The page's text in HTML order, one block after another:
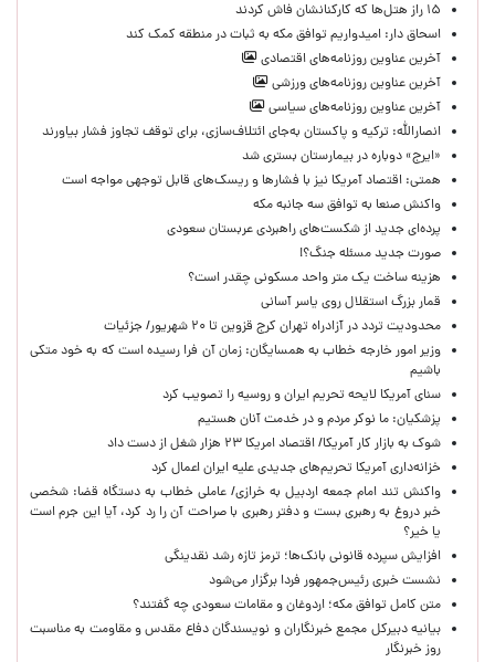
۱۵ راز هتل‌ها که کارکنانشان فاش کردند
اسحاق دار: امیدواریم توافق مکه به ثبات در منطقه کمک کند
آخرین عناوین روزنامه‌های اقتصادی
آخرین عناوین روزنامه‌های ورزشی
آخرین عناوین روزنامه‌های سیاسی
انصارالله: ترکیه و پاکستان به‌جای ائتلاف‌سازی، برای توقف تجاوز فشار بیاورند
«ایرج» دوباره در بیمارستان بستری شد
همتی: اقتصاد آمریکا نیز با فشارها و ریسک‌های قابل توجهی مواجه است
واکنش صنعا به توافق سه جانبه مکه
پرده‌ای جدید از شکست‌های راهبردی عربستان سعودی
صورت جدید مسئله جنگ؟!
هزینه ساخت یک متر واحد مسکونی چقدر است؟
قمار بزرگ استقلال روی یاسر آسانی
محدودیت تردد در آزادراه تهران کرج قزوین تا ۲۰ شهریور/ جزئیات
وزیر امور خارجه خطاب به همسایگان: زمان آن فرا رسیده است که به خود متکی
باشیم
سنای آمریکا لایحه تحریم ایران و روسیه را تصویب کرد
پزشکیان: ما نوکر مردم و در خدمت آنان هستیم
شوک به بازار کار آمریکا/ اقتصاد امریکا ۲۳ هزار شغل از دست داد
خزانه‌داری آمریکا تحریم‌های جدیدی علیه ایران اعمال کرد
واکنش تند امام جمعه اردبیل به خرازی/ عاملی خطاب به دستگاه قضا: شخصی
خبر دروغ به رهبری بست و دفتر رهبری با صراحت آن را رد کرد، آیا این جرم است
یا خیر؟
افزایش سپرده قانونی بانک‌ها؛ ترمز تازه رشد نقدینگی
نشست خبری رئیس‌جمهور فردا برگزار می‌شود
متن کامل توافق مکه؛ اردوغان و مقامات سعودی چه گفتند؟
بیانیه دبیرکل مجمع خبرنگاران و نویسندگان دفاع مقدس و مقاومت به مناسبت
روز خبرنگار